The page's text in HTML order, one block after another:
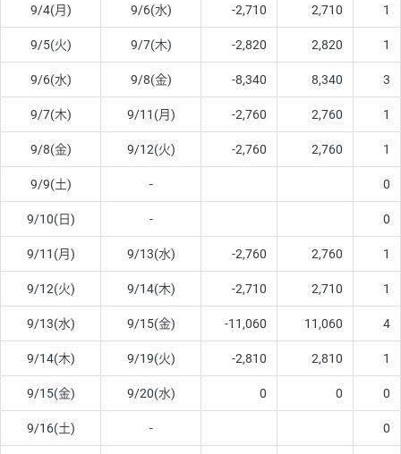
9/4(月) 9/6(水) -2,710 2,710 1
9/5(火) 9/7(木) -2,820 2,820 1
9/6(水) 9/8(金) -8,340 8,340 3
9/7(木) 9/11(月) -2,760 2,760 1
9/8(金) 9/12(火) -2,760 2,760 1
9/9(土) - 0
9/10(日) - 0
9/11(月) 9/13(水) -2,760 2,760 1
9/12(火) 9/14(木) -2,710 2,710 1
9/13(水) 9/15(金) -11,060 11,060 4
9/14(木) 9/19(火) -2,810 2,810 1
9/15(金) 9/20(水) 0 0 0
9/16(土) - 0